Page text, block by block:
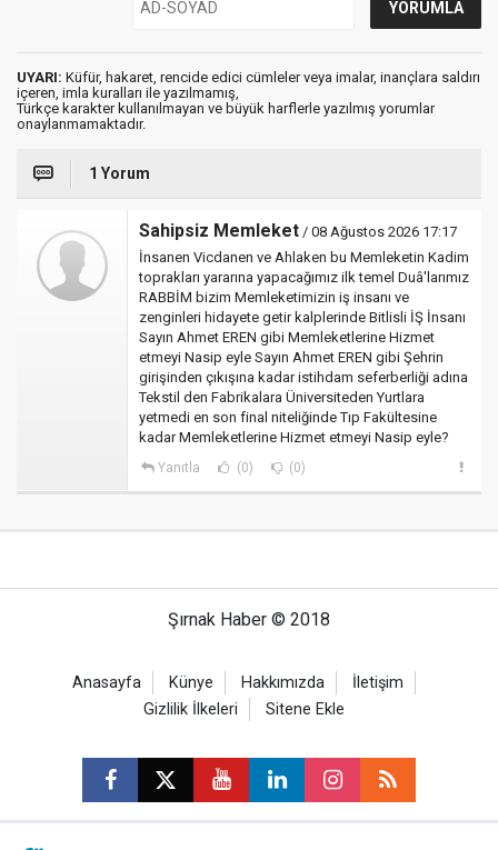
UYARI: Küfür, hakaret, rencide edici cümleler veya imalar, inançlara saldırı
içeren, imla kuralları ile yazılmamış,
Türkçe karakter kullanılmayan ve büyük harflerle yazılmış yorumlar
onaylanmamaktadır.
1 Yorum
Sahipsiz Memleket / 08 Ağustos 2026 17:17
İnsanen Vicdanen ve Ahlaken bu Memleketin Kadim
toprakları yararına yapacağımız ilk temel Duâ'larımız
RABBİM bizim Memleketimizin iş insanı ve
zenginleri hidayete getir kalplerinde Bitlisli İŞ İnsanı
Sayın Ahmet EREN gibi Memleketlerine Hizmet
etmeyi Nasip eyle Sayın Ahmet EREN gibi Şehrin
girişinden çıkışına kadar istihdam seferberliği adına
Tekstil den Fabrikalara Üniversiteden Yurtlara
yetmedi en son final niteliğinde Tıp Fakültesine
kadar Memleketlerine Hizmet etmeyi Nasip eyle?
Yanıtla (0) (0)
Şırnak Haber © 2018
Anasayfa Künye Hakkımızda
İletişim
Gizlilik İlkeleri
Sitene Ekle